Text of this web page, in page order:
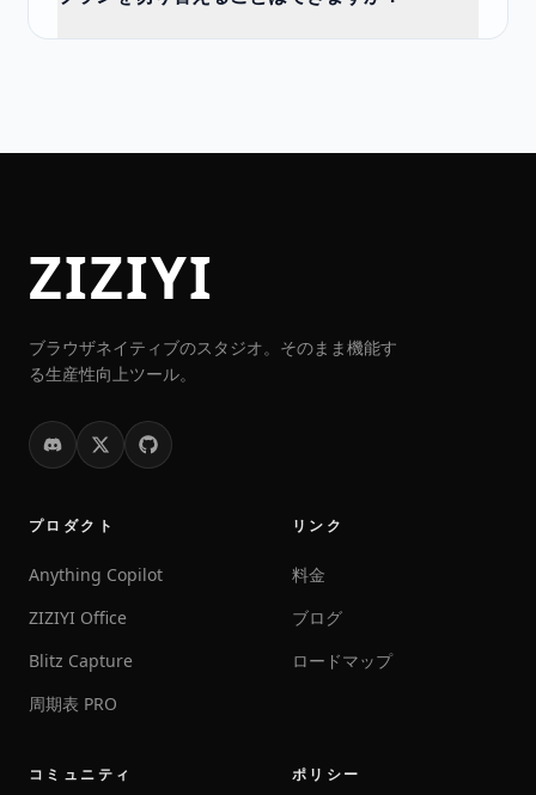
ZIZIYI
ブラウザネイティブのスタジオ。そのまま機能す
る生産性向上ツール。
プロダクト
Anything Copilot
ZIZIYI Office
Blitz Capture
周期表 PRO
リンク
料金
ブログ
ロードマップ
コミュニティ ポリシー